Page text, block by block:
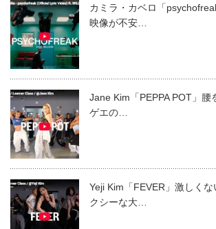
カミラ・カベロ「
映像が不安…
Jane Kim「PEPPA POT」腰
ゲエの…
Yeji Kim「FEVER」激しく
クシーな大…